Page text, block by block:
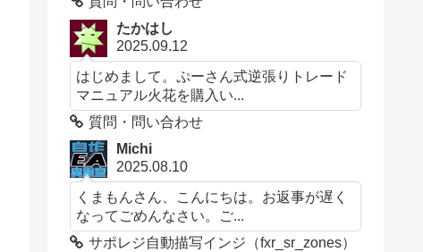
たかはし
2025.09.12
はじめまして。ぷーさん式逆張りトレード
マニュアル火花を購入い...
質問・問い合わせ
Michi
2025.08.10
くまもんさん、こんにちは。お返事が遅く
なってごめんなさい。ご...
サポレジ自動描写インジ（fxr_sr_zones）